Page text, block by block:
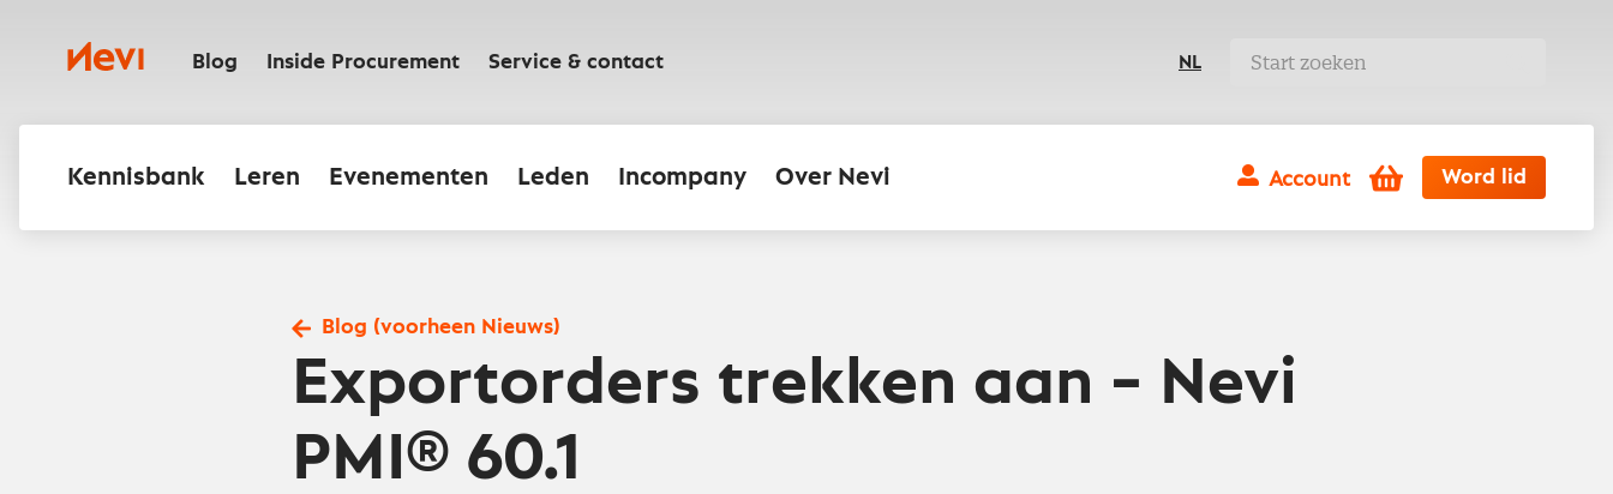
inhoudNevi Blog Inside Procurement Service & contact NL
Kennisbank Leren Evenementen Leden Incompany Over Nevi Account Winkelwagen
Word lid
Blog (voorheen Nieuws)
Exportorders trekken aan – Nevi
PMI® 60.1